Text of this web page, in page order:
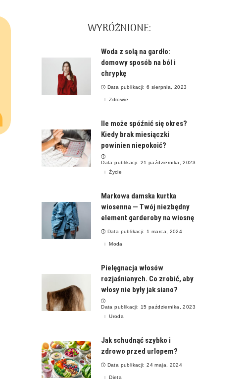
WYRÓŻNIONE:
Woda z solą na gardło:
domowy sposób na ból i
chrypkę
Data publikacji: 6 sierpnia, 2023
Zdrowie
Ile może spóźnić się okres?
Kiedy brak miesiączki
powinien niepokoić?
Data publikacji: 21 października, 2023
Życie
Markowa damska kurtka
wiosenna — Twój niezbędny
element garderoby na wiosnę
Data publikacji: 1 marca, 2024
Moda
Pielęgnacja włosów
rozjaśnianych. Co zrobić, aby
włosy nie były jak siano?
Data publikacji: 15 października, 2023
Uroda
Jak schudnąć szybko i
zdrowo przed urlopem?
Data publikacji: 24 maja, 2024
Dieta